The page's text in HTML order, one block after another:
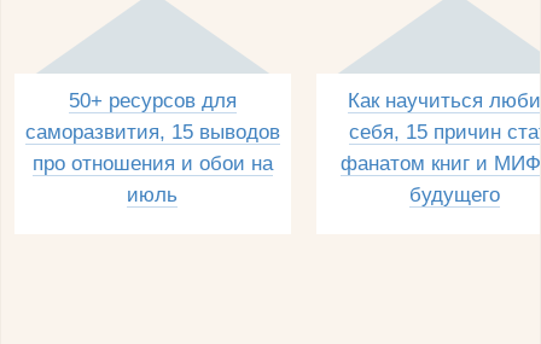
50+ ресурсов для
саморазвития, 15 выводов
про отношения и обои на
июль
Как научиться
себя, 15 причин
фанатом книг и
будущего